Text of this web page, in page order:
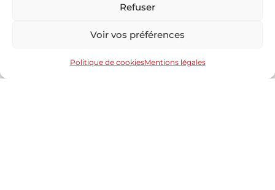
Refuser
Voir vos préférences
Politique de cookiesMentions légales